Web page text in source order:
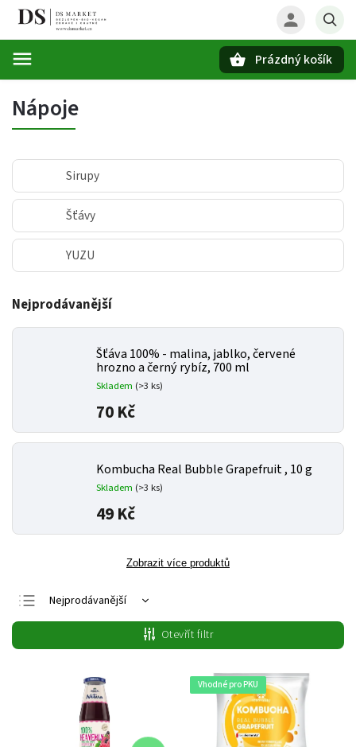
Prázdný košík
Nápoje
Sirupy
Šťávy
YUZU
Nejprodávanější
Šťáva 100% - malina, jablko, červené
hrozno a černý rybíz, 700 ml
Skladem (>3 ks)
70 Kč
Kombucha Real Bubble Grapefruit , 10 g
Skladem (>3 ks)
49 Kč
Zobrazit více produktů
Nejprodávanější
Nejlevnější
Nejdražší
Abecedně
Otevřít filtr
Vhodné pro PKU